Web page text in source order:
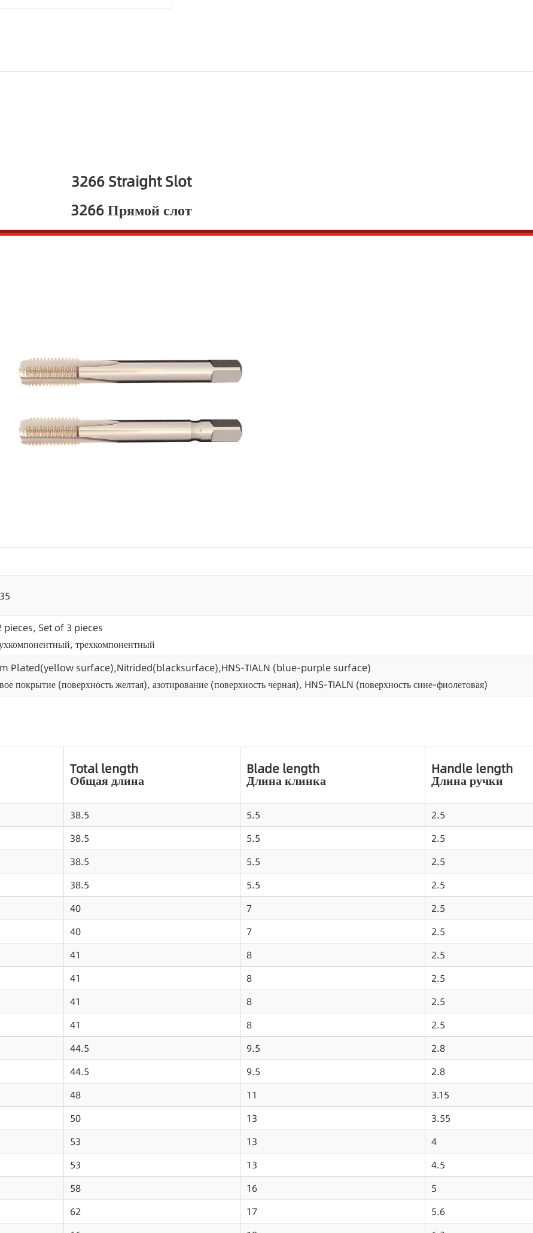
3266 Straight Slot
3266 Прямой слот
pieces, Set of 3 pieces
трехкомпонентный
Plated(yellow surface),Nitrided(blacksurface),HNS-TIALN (blue-purple surface)
покрытие (поверхность желтая), азотирование (поверхность черная), HNS-TIALN (поверхность сине-фиолетовая)
Total length
Общая длина
Blade length
Длина клинка
Handle length
Длина ручки
38.5 5.5
2.5
38.5 5.5
2.5
38.5 5.5
2.5
38.5 5.5
2.5
40 7
2.5
40 7
2.5
41 8
2.5
41 8
2.5
41 8
2.5
41 8
2.5
44.5 9.5
2.8
44.5 9.5
2.8
48 11
3.15
50 13
3.55
53 13
4
53 13
4.5
58 16
5
62 17
5.6